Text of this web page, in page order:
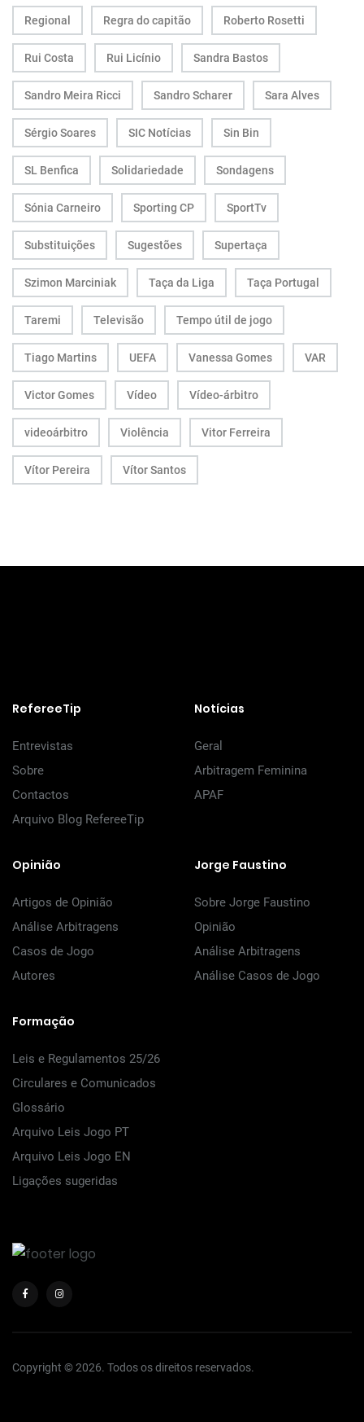
Regional Regra do capitão Roberto Rosetti
Rui Costa Rui Licínio Sandra Bastos
Sandro Meira Ricci Sandro Scharer Sara Alves
Sérgio Soares SIC Notícias Sin Bin
SL Benfica Solidariedade Sondagens
Sónia Carneiro Sporting CP SportTv
Substituições Sugestões Supertaça
Szimon Marciniak Taça da Liga Taça Portugal
Taremi Televisão Tempo útil de jogo
Tiago Martins UEFA Vanessa Gomes VAR
Victor Gomes Vídeo Vídeo-árbitro
videoárbitro Violência Vitor Ferreira
Vítor Pereira Vítor Santos
RefereeTip
Entrevistas
Sobre
Contactos
Arquivo Blog RefereeTip
Notícias
Geral
Arbitragem Feminina
APAF
Opinião
Artigos de Opinião
Análise Arbitragens
Casos de Jogo
Autores
Jorge Faustino
Sobre Jorge Faustino
Opinião
Análise Arbitragens
Análise Casos de Jogo
Formação
Leis e Regulamentos 25/26
Circulares e Comunicados
Glossário
Arquivo Leis Jogo PT
Arquivo Leis Jogo EN
Ligações sugeridas
Copyright © 2026. Todos os direitos reservados.